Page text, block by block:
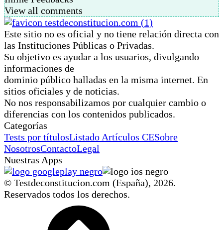
View all comments
Este sitio no es oficial y no tiene relación directa con
las Instituciones Públicas o Privadas.
Su objetivo es ayudar a los usuarios, divulgando
informaciones de
dominio público halladas en la misma internet. En
sitios oficiales y de noticias.
No nos responsabilizamos por cualquier cambio o
diferencias con los contenidos publicados.
Categorías
Tests por títulosListado Artículos CESobre
NosotrosContactoLegal
Nuestras Apps
© Testdeconstitucion.com (España), 2026.
Reservados todos los derechos.